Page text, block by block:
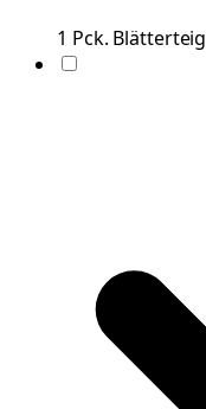
1 Pck. Blätterteig